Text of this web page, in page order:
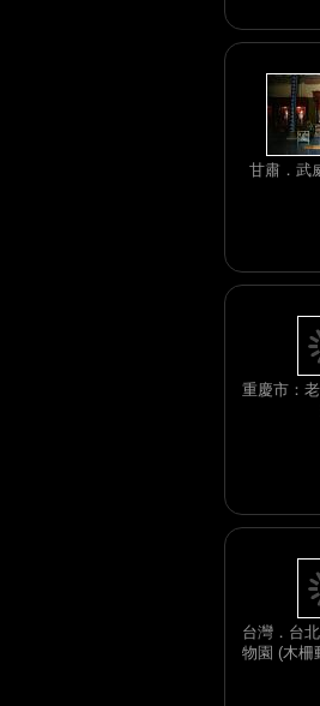
甘肅．武
重慶市：
台灣．台